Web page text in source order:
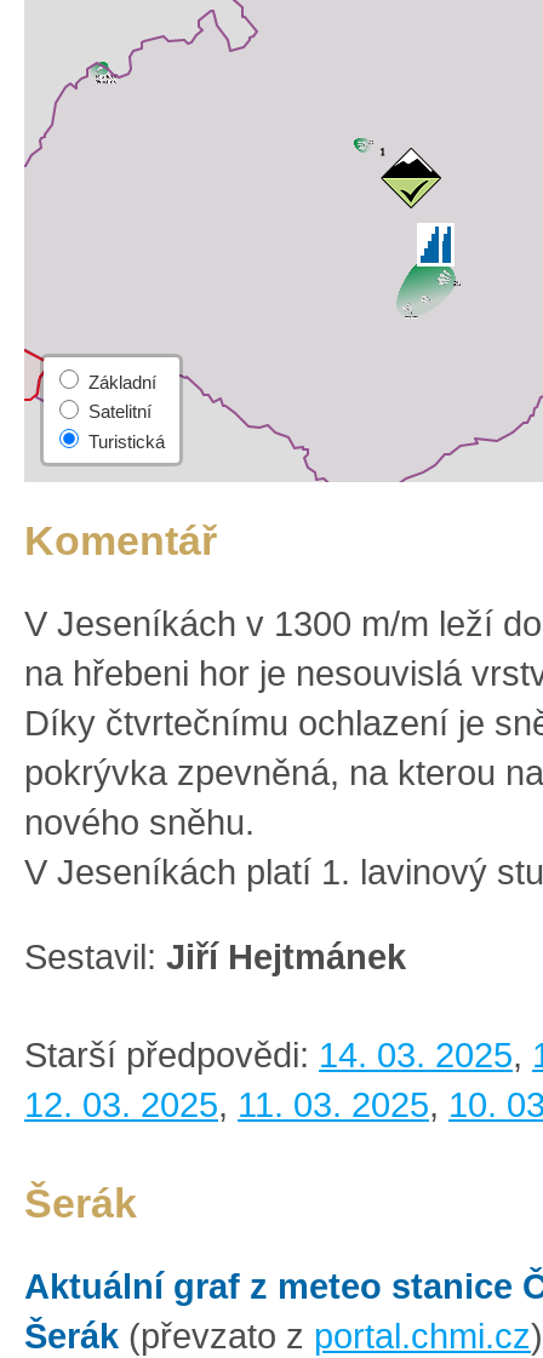
Komentář
V Jeseníkách v 1300 m/m leží
na hřebeni hor je nesouvislá
Díky čtvrtečnímu ochlazení je
pokrývka zpevněná, na kterou
nového sněhu.
V Jeseníkách platí 1. lavinový
Sestavil: Jiří Hejtmánek
Starší předpovědi: 14. 03. 2025,
12. 03. 2025, 11. 03. 2025, 10.
Šerák
Aktuální graf z meteo stanice
Šerák (převzato z portal.chmi.cz)